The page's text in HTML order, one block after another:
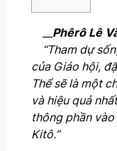
Phêrô Lê
“Tham dự
của Giáo hội,
Thể sẽ là một
và hiệu quả
thông phần
Kitô.”